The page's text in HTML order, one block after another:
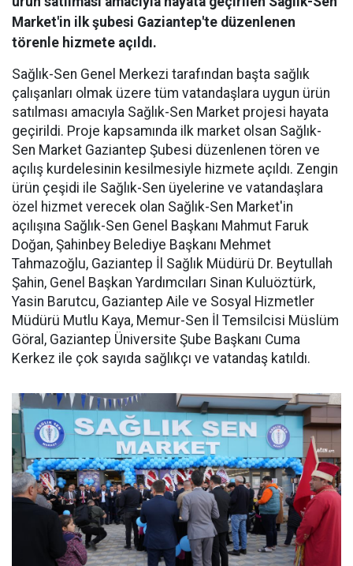
Market'in ilk şubesi Gaziantep'te düzenlenen
törenle hizmete açıldı.
Sağlık-Sen Genel Merkezi tarafından başta sağlık
çalışanları olmak üzere tüm vatandaşlara uygun ürün
satılması amacıyla Sağlık-Sen Market projesi hayata
geçirildi. Proje kapsamında ilk market olsan Sağlık-
Sen Market Gaziantep Şubesi düzenlenen tören ve
açılış kurdelesinin kesilmesiyle hizmete açıldı. Zengin
ürün çeşidi ile Sağlık-Sen üyelerine ve vatandaşlara
özel hizmet verecek olan Sağlık-Sen Market'in
açılışına Sağlık-Sen Genel Başkanı Mahmut Faruk
Doğan, Şahinbey Belediye Başkanı Mehmet
Tahmazoğlu, Gaziantep İl Sağlık Müdürü Dr. Beytullah
Şahin, Genel Başkan Yardımcıları Sinan Kuluöztürk,
Yasin Barutcu, Gaziantep Aile ve Sosyal Hizmetler
Müdürü Mutlu Kaya, Memur-Sen İl Temsilcisi Müslüm
Göral, Gaziantep Üniversite Şube Başkanı Cuma
Kerkez ile çok sayıda sağlıkçı ve vatandaş katıldı.